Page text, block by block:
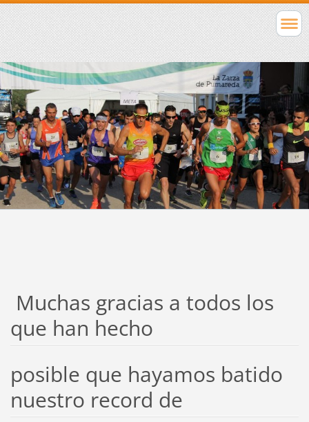
Muchas gracias a todos los
que han hecho
posible que hayamos batido
nuestro record de